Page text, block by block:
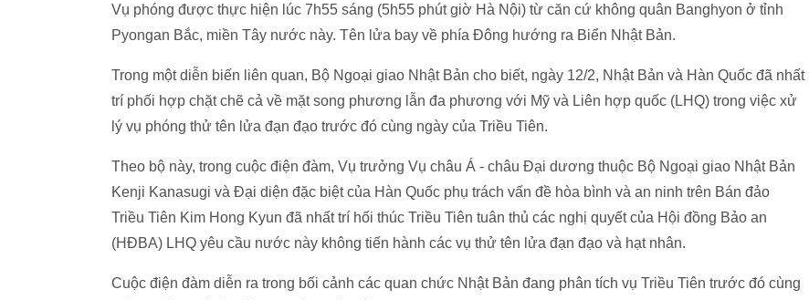
Vụ phóng được thực hiện lúc 7h55 sáng (5h55 phút giờ Hà Nội) từ căn cứ không quân Banghyon ở tỉnh
Pyongan Bắc, miền Tây nước này. Tên lửa bay về phía Đông hướng ra Biển Nhật Bản.
Trong một diễn biến liên quan, Bộ Ngoại giao Nhật Bản cho biết, ngày 12/2, Nhật Bản và Hàn Quốc đã nhất
trí phối hợp chặt chẽ cả về mặt song phương lẫn đa phương với Mỹ và Liên hợp quốc (LHQ) trong việc xử
lý vụ phóng thử tên lửa đạn đạo trước đó cùng ngày của Triều Tiên.
Theo bộ này, trong cuộc điện đàm, Vụ trưởng Vụ châu Á - châu Đại dương thuộc Bộ Ngoại giao Nhật Bản
Kenji Kanasugi và Đại diện đặc biệt của Hàn Quốc phụ trách vấn đề hòa bình và an ninh trên Bán đảo
Triều Tiên Kim Hong Kyun đã nhất trí hối thúc Triều Tiên tuân thủ các nghị quyết của Hội đồng Bảo an
(HĐBA) LHQ yêu cầu nước này không tiến hành các vụ thử tên lửa đạn đạo và hạt nhân.
Cuộc điện đàm diễn ra trong bối cảnh các quan chức Nhật Bản đang phân tích vụ Triều Tiên trước đó cùng